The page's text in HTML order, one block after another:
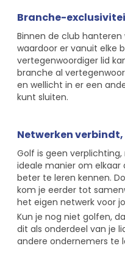
Branche-
Binnen de club
waardoor er vanuit elke
vertegenwoordiger lid
branche al
en wellicht in er een
kunt sluiten.
Netwerken
Golf is geen
ideale manier om
beter te leren kennen.
kom je eerder tot
het eigen netwerk voor
Kun je nog niet golfen,
dit als onderdeel van je
andere ondernemers te